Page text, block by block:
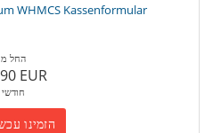
WHMCS Kassenformular
החל מ
EUR
חודשי
הזמינו